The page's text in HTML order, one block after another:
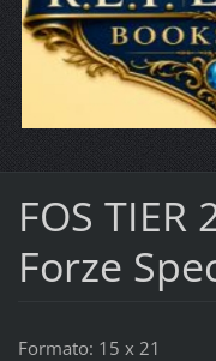
FOS TIER
Forze
Formato: 15 x 21